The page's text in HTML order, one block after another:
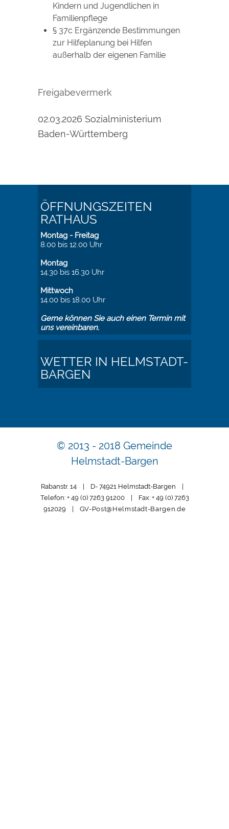
Kindern und Jugendlichen in
Familienpflege
§ 37c Ergänzende Bestimmungen
zur Hilfeplanung bei Hilfen
außerhalb der eigenen Familie
Freigabevermerk
02.03.2026 Sozialministerium
Baden-Württemberg
ÖFFNUNGSZEITEN
RATHAUS
Montag - Freitag
8.00 bis 12.00 Uhr
Montag
14.30 bis 16.30 Uhr
Mittwoch
14.00 bis 18.00 Uhr
Gerne können Sie auch einen Termin mit
uns vereinbaren.
WETTER IN HELMSTADT-
BARGEN
© 2013 - 2018 Gemeinde
Helmstadt-Bargen
Rabanstr. 14 | D- 74921 Helmstadt-Bargen |
Telefon: + 49 (0) 7263 91200 | Fax: + 49 (0) 7263
912029 | GV-Post@Helmstadt-Bargen.de